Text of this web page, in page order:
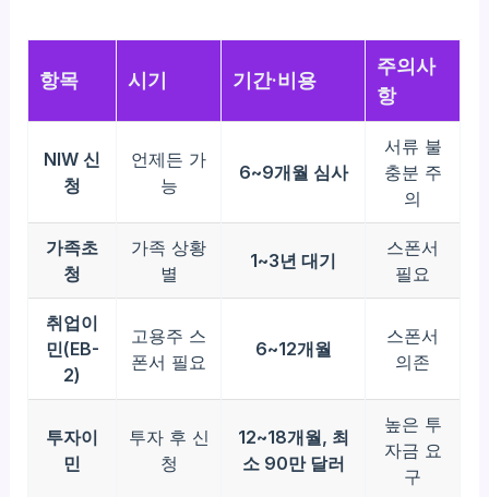
항목 시기 기간·비용
주의사
항
NIW 신
청
언제든 가
능
6~9개월 심사
서류 불
충분 주
의
가족초
청
가족 상황
별
1~3년 대기
스폰서
필요
취업이
민(EB-
2)
고용주 스
폰서 필요
6~12개월
스폰서
의존
투자이
민
투자 후 신
청
12~18개월, 최
소 90만 달러
높은 투
자금 요
구